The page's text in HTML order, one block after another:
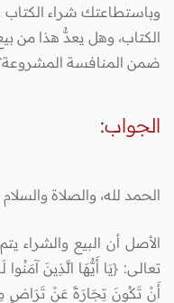
وباستطاعتك شراء الكتاب
الكتاب، وهل يعدُّ هذا من
ضمن المنافسة
الجواب:
الحمد لله، والصلاة
الأصل أن البيع والشراء
تعالى: {يَا أَيُّهَا الَّذِينَ آمَنُوا